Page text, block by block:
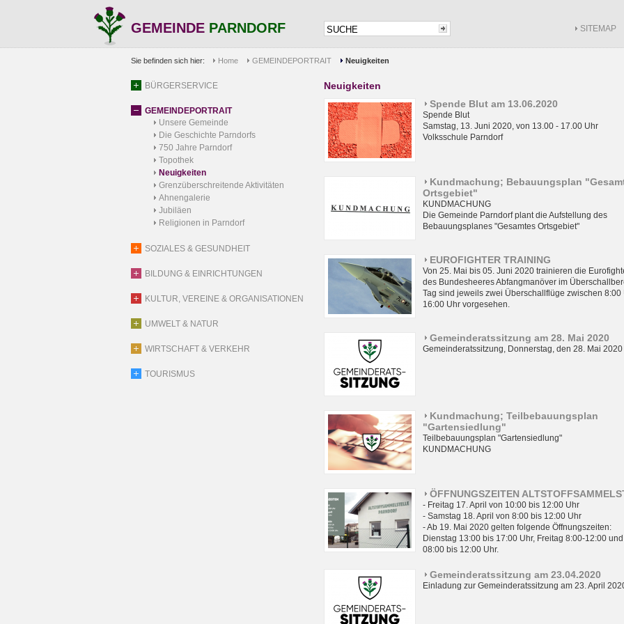
GEMEINDE PARNDORF SITEMAP
Sie befinden sich hier: Home GEMEINDEPORTRAIT Neuigkeiten
BÜRGERSERVICE
GEMEINDEPORTRAIT
Unsere Gemeinde
Die Geschichte Parndorfs
750 Jahre Parndorf
Topothek
Neuigkeiten
Grenzüberschreitende Aktivitäten
Ahnengalerie
Jubiläen
Religionen in Parndorf
SOZIALES & GESUNDHEIT
BILDUNG & EINRICHTUNGEN
KULTUR, VEREINE & ORGANISATIONEN
UMWELT & NATUR
WIRTSCHAFT & VERKEHR
TOURISMUS
Neuigkeiten
Spende Blut am 13.06.2020
Spende Blut
Samstag, 13. Juni 2020, von 13.00 - 17.00 Uhr
Volksschule Parndorf
Kundmachung; Bebauungsplan
Ortsgebiet"
KUNDMACHUNG
Die Gemeinde Parndorf plant die Aufstellung des
Bebauungsplanes "Gesamtes Ortsgebiet"
EUROFIGHTER TRAINING
Von 25. Mai bis 05. Juni 2020 trainieren die
des Bundesheeres Abfangmanöver im
Tag sind jeweils zwei Überschallflüge zwischen 8:00
16:00 Uhr vorgesehen.
Gemeinderatssitzung am 28. Mai 2020
Gemeinderatssitzung, Donnerstag, den 28. Mai 2020
Kundmachung; Teilbebauungsplan
"Gartensiedlung"
Teilbebauungsplan "Gartensiedlung"
KUNDMACHUNG
ÖFFNUNGSZEITEN
- Freitag 17. April von 10:00 bis 12:00 Uhr
- Samstag 18. April von 8:00 bis 12:00 Uhr
- Ab 19. Mai 2020 gelten folgende Öffnungszeiten:
Dienstag 13:00 bis 17:00 Uhr, Freitag 8:00-12:00
08:00 bis 12:00 Uhr.
Gemeinderatssitzung am 23.04.2020
Einladung zur Gemeinderatssitzung am 23. April